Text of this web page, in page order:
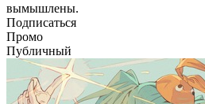
вымышлены.
Подписаться
Промо
Публичный